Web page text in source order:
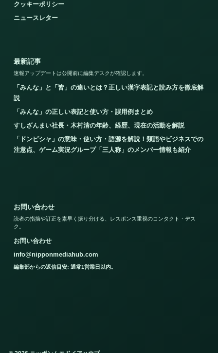
クッキーポリシー
ニュースレター
最新記事
速報アップデートは公開前に編集デスクが確認します。
「みんな」と「皆」の違いとは？正しい漢字表記と読み方を徹底解
説
「みんな」の正しい表記と使い方・誤用例まとめ
すしざんまい社長・木村清の年齢、経歴、現在の活動を解説
「ドンピシャ」の意味・使い方・語源を解説！類語やビジネスでの
注意点、ゲーム実況グループ「三人称」のメンバー情報も紹介
お問い合わせ
読者の指摘や訂正を素早く振り分ける、レスポンス重視のコンタクト・デス
ク。
お問い合わせ
info@nipponmediahub.com
編集部からの返信目安: 通常1営業日以内。